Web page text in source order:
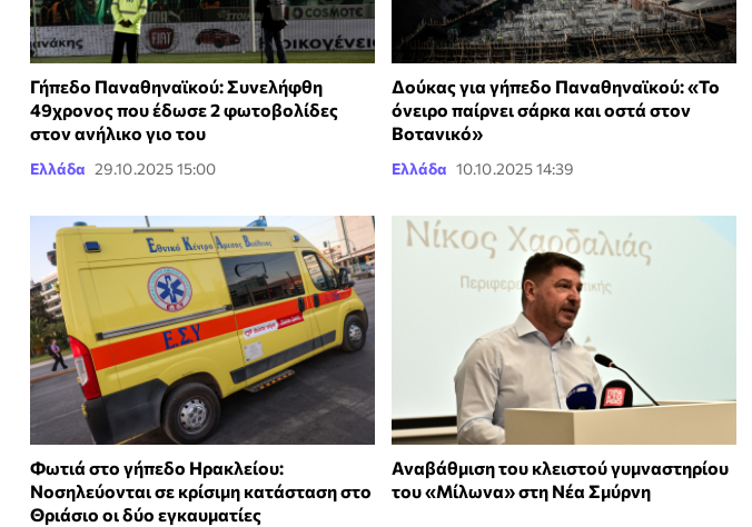
Γήπεδο Παναθηναϊκού: Συνελήφθη
49χρονος που έδωσε 2 φωτοβολίδες
στον ανήλικο γιο του
Ελλάδα 29.10.2025 15:00
Δούκας για γήπεδο Παναθηναϊκού: «Το
όνειρο παίρνει σάρκα και οστά στον
Βοτανικό»
Ελλάδα 10.10.2025 14:39
Φωτιά στο γήπεδο Ηρακλείου:
Νοσηλεύονται σε κρίσιμη κατάσταση στο
Θριάσιο οι δύο εγκαυματίες
Αναβάθμιση του κλειστού γυμναστηρίου
του «Μίλωνα» στη Νέα Σμύρνη